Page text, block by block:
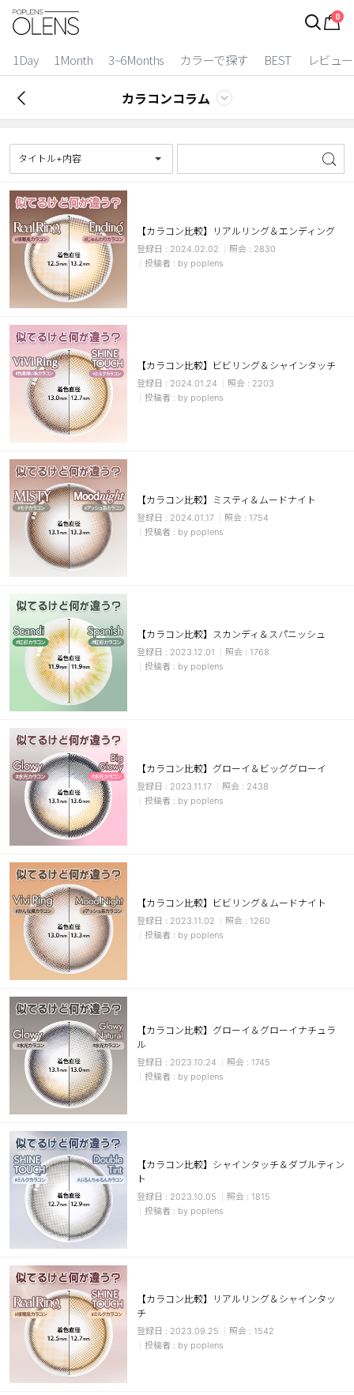
0
1Day 1Month 3~6Months カラーで探す BEST レビュー
ログイン
カラコン比較
今月限定特典
ベスト
カラコン
装着期間
1 Day
2 Weeks
1 Month
よりどりキット
カラー
ブラウン
チョコ
グレー
ブラック
ヘーゼル
ブルー
透明
乱視用
ハロウィンカラコン
ケア用品
レビュー
EYEしてる
総合掲示板
カスタマーサービス
ショッピングガイド
アプリダウンロード
INSTAGRAM TWITTER
カラコンコラム
タイトル+内容
【カラコン比較】リアルリング＆エンディング
2024.02.02
2830
by poplens
【カラコン比較】ビビリング＆シャインタッチ
2024.01.24
2203
by poplens
【カラコン比較】ミスティ＆ムードナイト
2024.01.17
1754
by poplens
【カラコン比較】スカンディ＆スパニッシュ
2023.12.01
1768
by poplens
【カラコン比較】グローイ＆ビッググローイ
2023.11.17
2438
by poplens
【カラコン比較】ビビリング＆ムードナイト
2023.11.02
1260
by poplens
【カラコン比較】グローイ＆グローイナチュラ
ル
2023.10.24
1745
by poplens
【カラコン比較】シャインタッチ＆ダブルティン
ト
2023.10.05
1815
by poplens
【カラコン比較】リアルリング＆シャインタッ
チ
2023.09.25
1542
by poplens